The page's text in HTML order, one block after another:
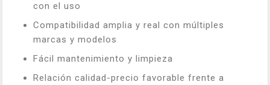
con el uso
Compatibilidad amplia y real con múltiples
marcas y modelos
Fácil mantenimiento y limpieza
Relación calidad-precio favorable frente a